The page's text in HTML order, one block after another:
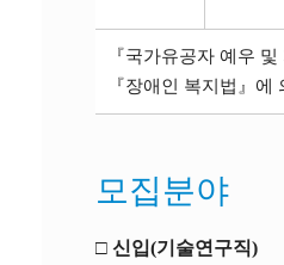
『국가유공자 예우
『장애인 복지법』
모집분야
□ 신입(기술연구직)